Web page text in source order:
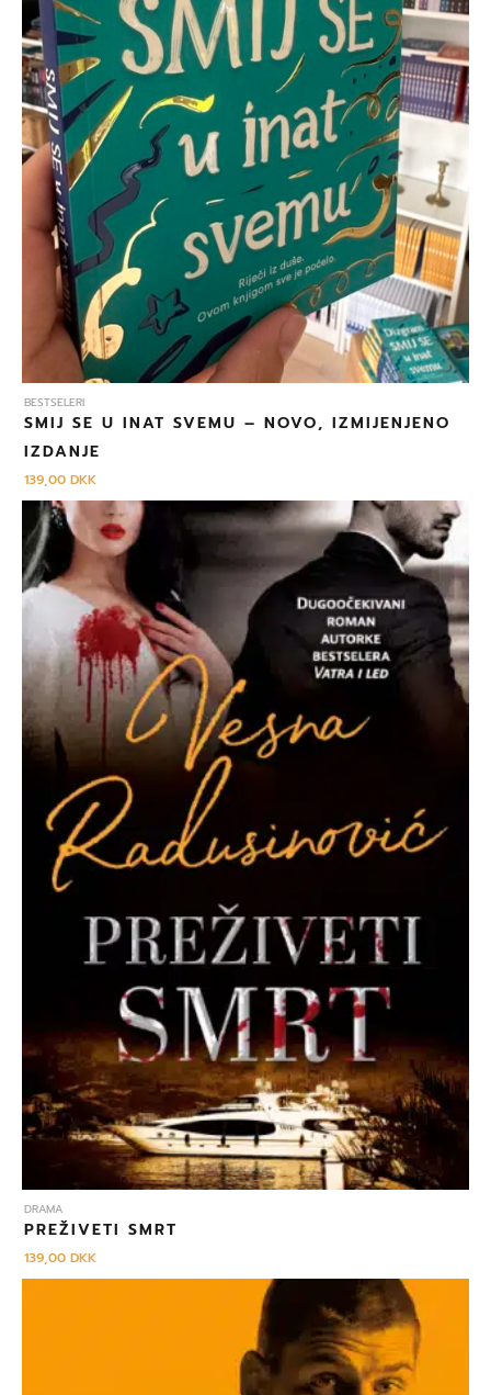
BESTSELERI
SMIJ SE U INAT SVEMU – NOVO, IZMIJENJENO
IZDANJE
139,00DKK
DRAMA
PREŽIVETI SMRT
139,00DKK